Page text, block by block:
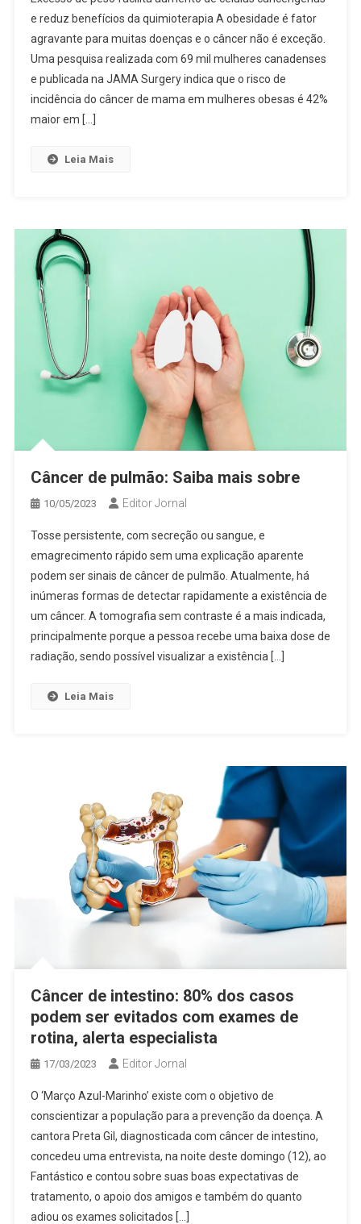
e reduz benefícios da quimioterapia A obesidade é fator
agravante para muitas doenças e o câncer não é exceção.
Uma pesquisa realizada com 69 mil mulheres canadenses
e publicada na JAMA Surgery indica que o risco de
incidência do câncer de mama em mulheres obesas é 42%
maior em […]
Leia Mais
Câncer de pulmão: Saiba mais sobre
10/05/2023 Editor Jornal
Tosse persistente, com secreção ou sangue, e
emagrecimento rápido sem uma explicação aparente
podem ser sinais de câncer de pulmão. Atualmente, há
inúmeras formas de detectar rapidamente a existência de
um câncer. A tomografia sem contraste é a mais indicada,
principalmente porque a pessoa recebe uma baixa dose de
radiação, sendo possível visualizar a existência […]
Leia Mais
Câncer de intestino: 80% dos casos
podem ser evitados com exames de
rotina, alerta especialista
17/03/2023 Editor Jornal
O ‘Março Azul-Marinho’ existe com o objetivo de
conscientizar a população para a prevenção da doença. A
cantora Preta Gil, diagnosticada com câncer de intestino,
concedeu uma entrevista, na noite deste domingo (12), ao
Fantástico e contou sobre suas boas expectativas de
tratamento, o apoio dos amigos e também do quanto
adiou os exames solicitados […]